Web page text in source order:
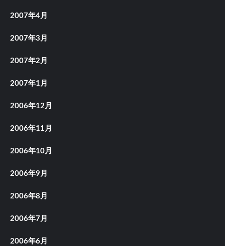
2007年4月
2007年3月
2007年2月
2007年1月
2006年12月
2006年11月
2006年10月
2006年9月
2006年8月
2006年7月
2006年6月